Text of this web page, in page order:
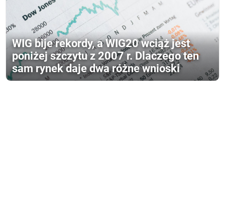
WIG bije rekordy, a WIG20 wciąż jest
poniżej szczytu z 2007 r. Dlaczego ten
sam rynek daje dwa różne wnioski